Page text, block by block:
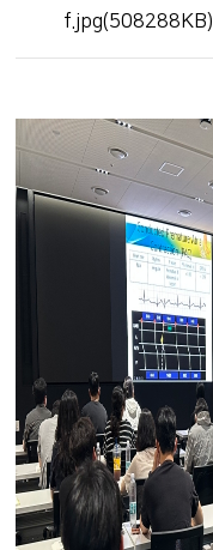
f.jpg(508288KB)